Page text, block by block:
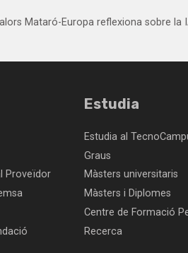
Mataró-Europa reflexiona sobre la
Proveïdor
Estudia
Estudia al
Graus
Màsters universitaris
Màsters i Diplomes
Centre de Formació
Recerca